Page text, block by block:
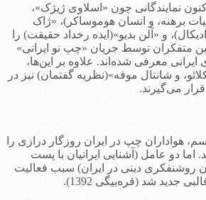
نمایندگانی چون «اسلاوی ژیژک»،
برهنه، و انسان هوموساکر)، «ژاک
و «آلن بدیو»(ایده رخداد حقیقت) را
این متفکران توسط جریان «چپ نو ایرانی»
معرفی شده‌اند. علاوه بر این‌ها،
و شانتال موفه»(نظریه گفتمان) نیز در
می‌گیرند.
هواداران چپ در ایران روزگار درازی را
دو عامل (آشنایی ایرانیان با پست
روشنفکری دینی در ایران) سبب فعالیت
جدید شد (قره‌بیگی 1392).